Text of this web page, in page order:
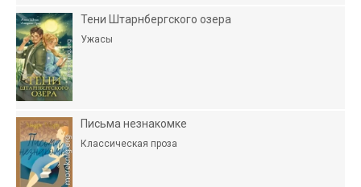
Тени Штарнбергского озера
Ужасы
Письма незнакомке
Классическая проза